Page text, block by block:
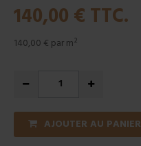
140,00 € TTC.
140,00 € par m²
AJOUTER AU PANIER